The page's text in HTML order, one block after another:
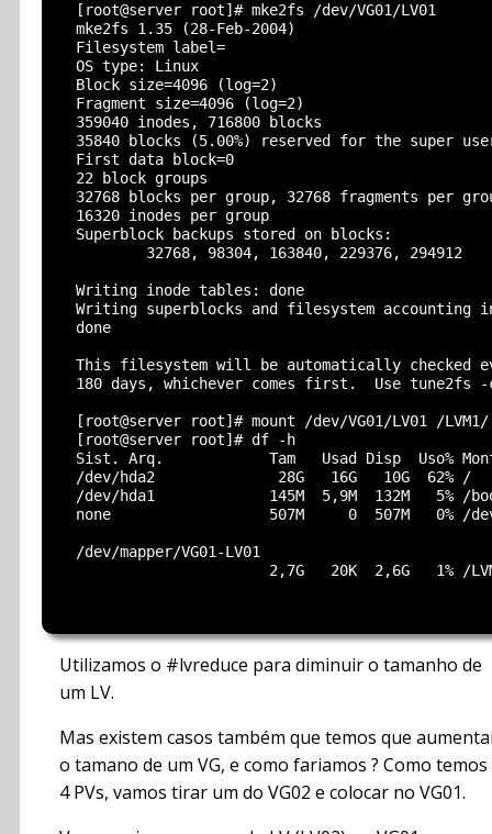
  [root@server root]# mke2fs /dev/VG01/LV01
  mke2fs 1.35 (28-Feb-2004)
  Filesystem label=
  OS type: Linux
  Block size=4096 (log=2)
  Fragment size=4096 (log=2)
  359040 inodes, 716800 blocks
35840 blocks (5.00%) reserved for the super
  First data block=0
  22 block groups
32768 blocks per group, 32768 fragments per
  16320 inodes per group
  Superblock backups stored on blocks:
          32768, 98304, 163840, 229376, 294912
  Writing inode tables: done
Writing superblocks and filesystem accounting
  done
This filesystem will be automatically checked
180 days, whichever comes first.  Use tune2fs
  [root@server root]# mount /dev/VG01/LV01 /LVM1/
  [root@server root]# df -h
Sist. Arq.            Tam   Usad Disp  Uso%
  /dev/hda2              28G   16G   10G  62% /
/dev/hda1             145M  5,9M  132M   5% /
none                  507M     0  507M   0% /
  /dev/mapper/VG01-LV01
2,7G   20K  2,6G   1% /
Utilizamos o #lvreduce para diminuir o tamanho de
um LV.
Mas existem casos também que temos que
o tamano de um VG, e como fariamos ? Como temos
4 PVs, vamos tirar um do VG02 e colocar no VG01.